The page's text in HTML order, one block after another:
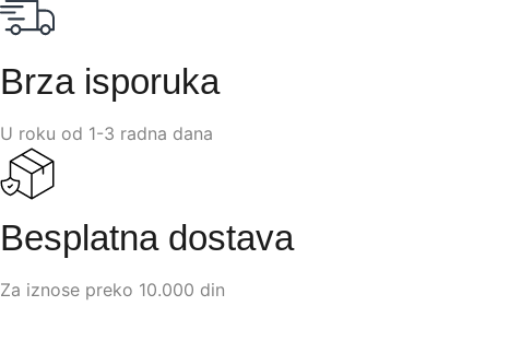
Brza isporuka
U roku od 1-3 radna dana
Besplatna dostava
Za iznose preko 10.000 din